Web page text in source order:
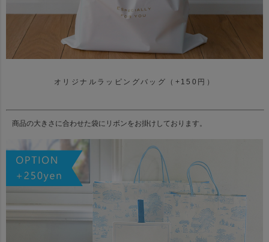
オリジナルラッピングバッグ（+150円）
商品の大きさに合わせた袋にリボンをお掛けしております。